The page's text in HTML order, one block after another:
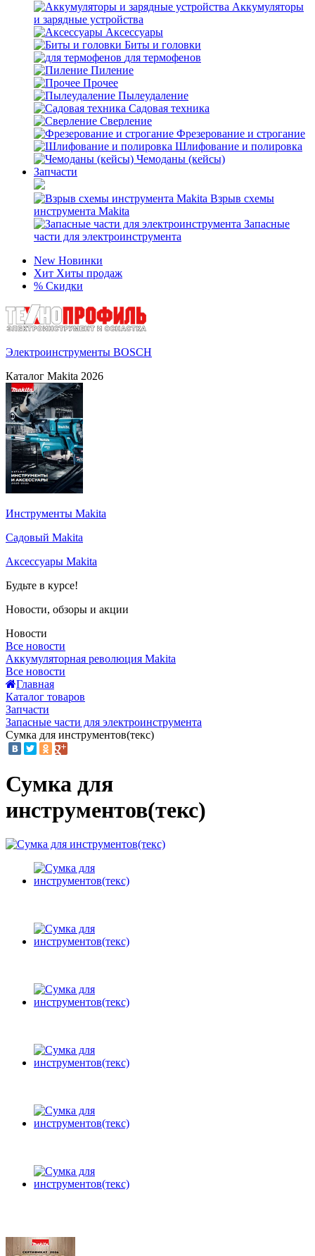
Аккумуляторы
и зарядные устройства
Аксессуары
Биты и головки
для термофенов
Пиление
Прочее
Пылеудаление
Садовая техника
Сверление
Фрезерование и строгание
Шлифование и полировка
Чемоданы (кейсы)
Запчасти
Взрыв схемы
инструмента Makita
Запасные
части для электроинструмента
New Новинки
Хит Хиты продаж
% Скидки
Электроинструменты BOSCH
Каталог Makita 2026
Инструменты Makita
Садовый Makita
Аксессуары Makita
Будьте в курсе!
Новости, обзоры и акции
Новости
Все новости
Аккумуляторная революция Makita
Все новости
Главная
Каталог товаров
Запчасти
Запасные части для электроинструмента
Сумка для инструментов(текс)
Сумка для
инструментов(текс)